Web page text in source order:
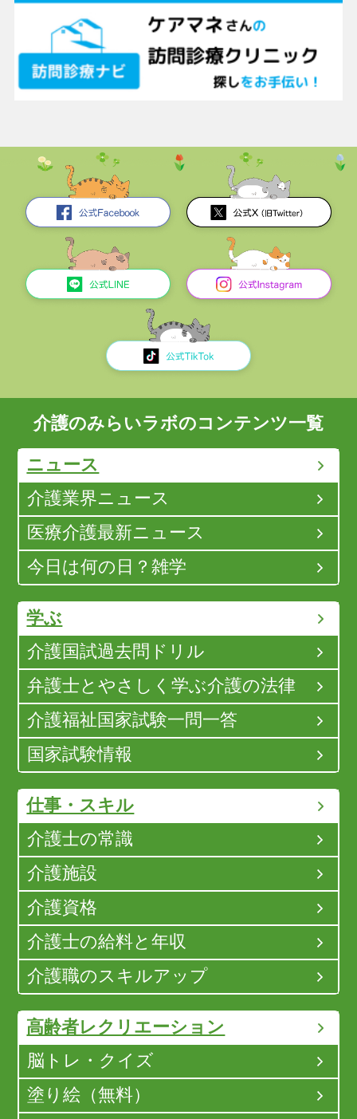
介護のみらいラボのコンテンツ一覧
ニュース
介護業界ニュース
医療介護最新ニュース
今日は何の日？雑学
学ぶ
介護国試過去問ドリル
弁護士とやさしく学ぶ介護の法律
介護福祉国家試験一問一答
国家試験情報
仕事・スキル
介護士の常識
介護施設
介護資格
介護士の給料と年収
介護職のスキルアップ
高齢者レクリエーション
脳トレ・クイズ
塗り絵（無料）